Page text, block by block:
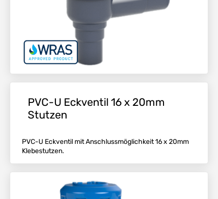
PVC-U Eckventil 16 x 20mm
Stutzen
PVC-U Eckventil mit Anschlussmöglichkeit 16 x 20mm
Klebestutzen.